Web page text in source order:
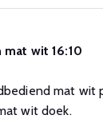
wit 16:10
mat wit
wit doek.